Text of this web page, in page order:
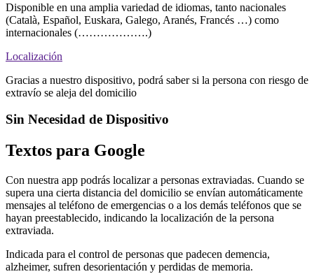
Disponible en una amplia variedad de idiomas, tanto nacionales
(Català, Español, Euskara, Galego, Aranés, Francés …) como
internacionales (……………….)
Localización
Gracias a nuestro dispositivo, podrá saber si la persona con riesgo de
extravío se aleja del domicilio
Sin Necesidad de Dispositivo
Textos para Google
Con nuestra app podrás localizar a personas extraviadas. Cuando se
supera una cierta distancia del domicilio se envían automáticamente
mensajes al teléfono de emergencias o a los demás teléfonos que se
hayan preestablecido, indicando la localización de la persona
extraviada.
Indicada para el control de personas que padecen demencia,
alzheimer, sufren desorientación y perdidas de memoria.